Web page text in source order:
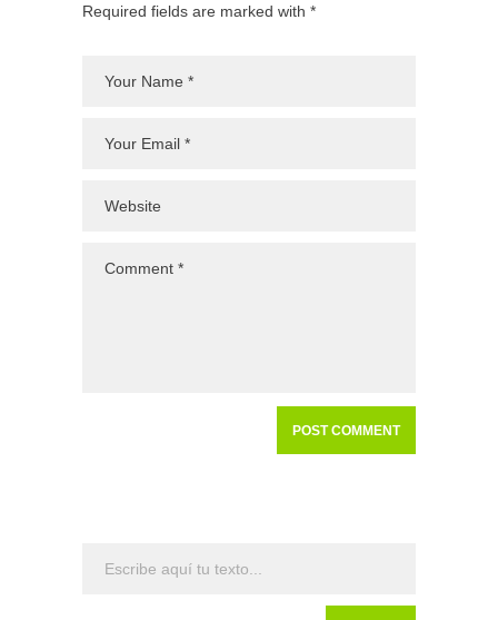
Required fields are marked with *